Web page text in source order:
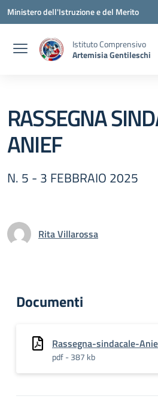
Vai ai contenuti
Vai al menu di navigazione
Vai al footer
Ministero dell'Istruzione e del Merito
Istituto Comprensivo
Artemisia Gentileschi
RASSEGNA
ANIEF
N. 5 - 3 FEBBRAIO 2025
Rita Villarossa
Documenti
Rassegna-sindacale-
pdf - 387 kb